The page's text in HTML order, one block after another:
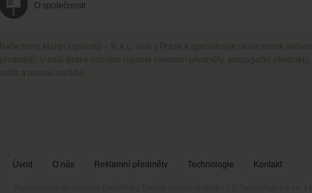
O společnosti
Úvod O nás Reklamní předměty Technologie Kontakt